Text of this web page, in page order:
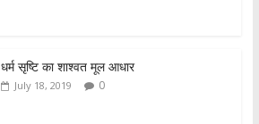
धर्म सृष्टि का शाश्वत मूल आधार
July 18, 2019 0